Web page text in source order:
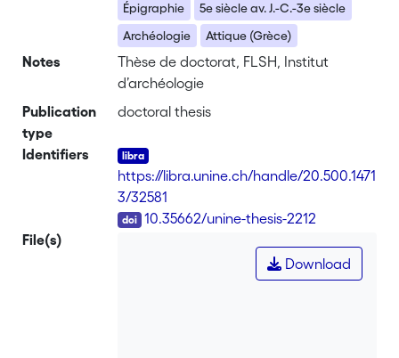
Épigraphie
5e siècle av. J.-C.-3e siècle
Archéologie
Attique (Grèce)
Notes
Thèse de doctorat, FLSH, Institut
d’archéologie
Publication
type
doctoral thesis
Identifiers
https://libra.unine.ch/handle/20.500.1471
3/32581
10.35662/unine-thesis-2212
File(s)
Download